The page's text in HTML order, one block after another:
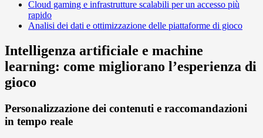
Cloud gaming e infrastrutture scalabili per un accesso più
rapido
Analisi dei dati e ottimizzazione delle piattaforme di gioco
Intelligenza artificiale e machine
learning: come migliorano l’esperienza di
gioco
Personalizzazione dei contenuti e raccomandazioni
in tempo reale